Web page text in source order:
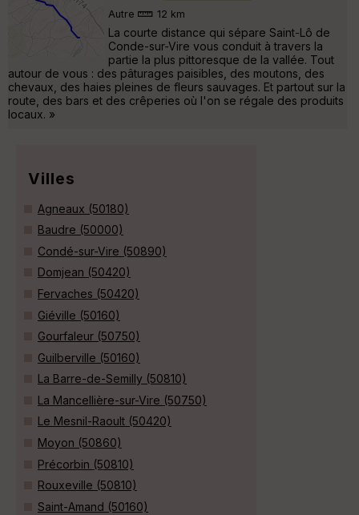
Autre 12 km
La courte distance qui sépare Saint-Lô de
Conde-sur-Vire vous conduit à travers la
partie la plus pittoresque de la vallée. Tout
autour de vous : des pâturages paisibles, des moutons, des
chevaux, des haies pleines de fleurs sauvages. Et partout sur la
route, des bars et des crêperies où l'on se régale des produits
locaux. »
Villes
Agneaux (50180)
Baudre (50000)
Condé-sur-Vire (50890)
Domjean (50420)
Fervaches (50420)
Giéville (50160)
Gourfaleur (50750)
Guilberville (50160)
La Barre-de-Semilly (50810)
La Mancellière-sur-Vire (50750)
Le Mesnil-Raoult (50420)
Moyon (50860)
Précorbin (50810)
Rouxeville (50810)
Saint-Amand (50160)